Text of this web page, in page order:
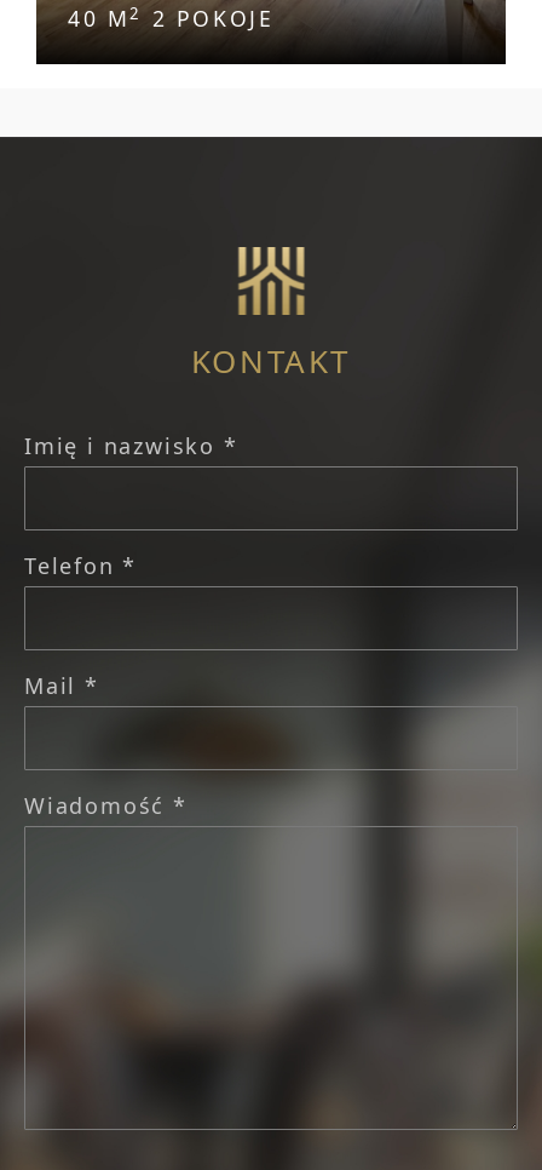
40 M2 2 POKOJE
KONTAKT
Imię i nazwisko *
Telefon *
Mail *
Wiadomość *